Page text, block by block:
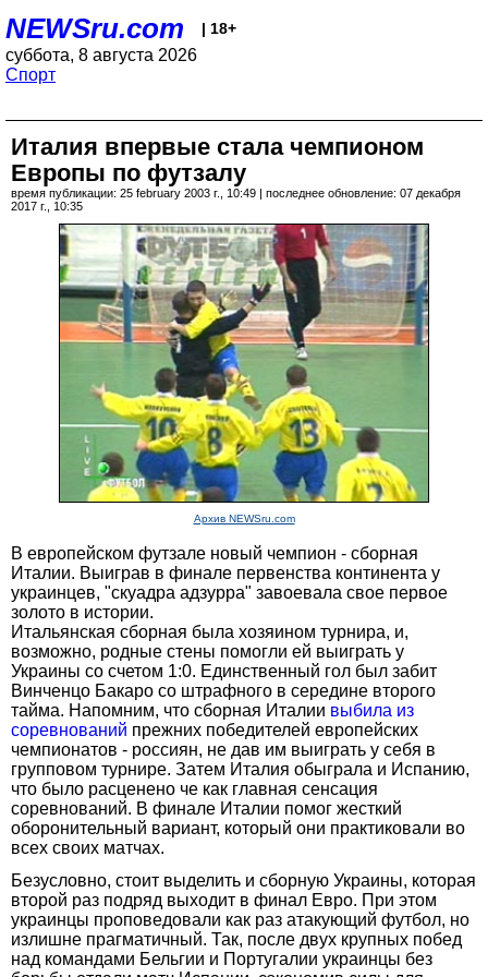
NEWSru.com | 18+
суббота, 8 августа 2026
Спорт
Италия впервые стала чемпионом
Европы по футзалу
время публикации: 25 february 2003 г., 10:49 | последнее обновление: 07 декабря
2017 г., 10:35
Архив NEWSru.com
В европейском футзале новый чемпион - сборная
Италии. Выиграв в финале первенства континента у
украинцев, "скуадра адзурра" завоевала свое первое
золото в истории.
Итальянская сборная была хозяином турнира, и,
возможно, родные стены помогли ей выиграть у
Украины со счетом 1:0. Единственный гол был забит
Винченцо Бакаро со штрафного в середине второго
тайма. Напомним, что сборная Италии выбила из
соревнований прежних победителей европейских
чемпионатов - россиян, не дав им выиграть у себя в
групповом турнире. Затем Италия обыграла и Испанию,
что было расценено че как главная сенсация
соревнований. В финале Италии помог жесткий
оборонительный вариант, который они практиковали во
всех своих матчах.
Безусловно, стоит выделить и сборную Украины, которая
второй раз подряд выходит в финал Евро. При этом
украинцы проповедовали как раз атакующий футбол, но
излишне прагматичный. Так, после двух крупных побед
над командами Бельгии и Португалии украинцы без